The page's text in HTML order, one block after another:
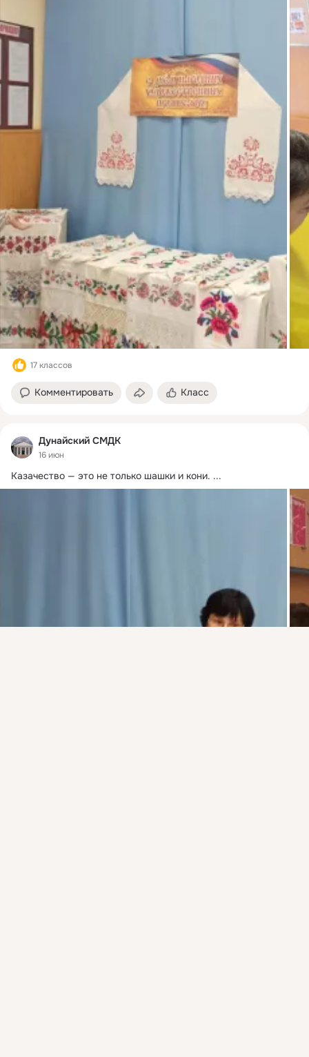
17 классов
Комментировать Класс
Дунайский СМДК
16 июн
Казачество — это не только шашки и кони. ...